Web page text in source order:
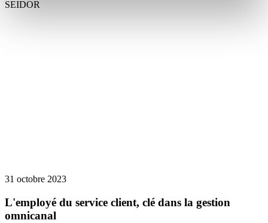
SEIDOR
31 octobre 2023
L'employé du service client, clé dans la gestion
omnicanal